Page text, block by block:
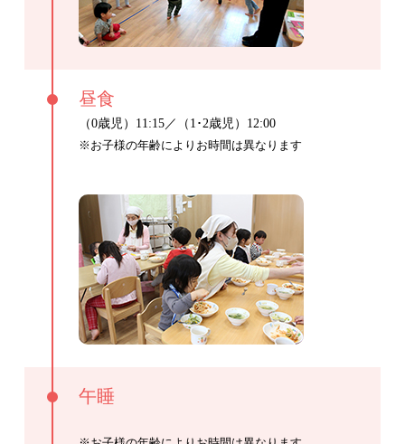
昼食
（0歳児）11:15／（1･2歳児）12:00
※お子様の年齢によりお時間は異なります
午睡